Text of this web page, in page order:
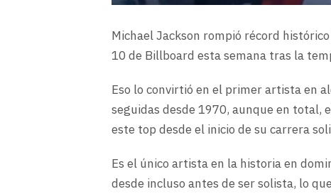
Michael Jackson rompió récord
10 de Billboard esta semana tras la
Eso lo convirtió en el primer artista en
seguidas desde 1970, aunque en total,
este top desde el inicio de su carrera
Es el único artista en la historia en
desde incluso antes de ser solista, lo